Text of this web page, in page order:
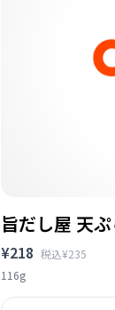
旨だし屋 天
¥218 税込¥235
116g